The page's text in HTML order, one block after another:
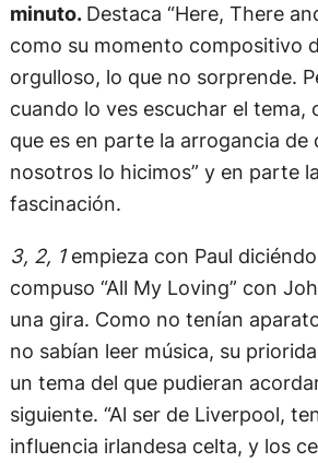
minuto. Destaca “Here, There
como su momento compositivo
orgulloso, lo que no sorprende.
cuando lo ves escuchar el tema,
que es en parte la arrogancia de
nosotros lo hicimos” y en parte
fascinación.
3, 2, 1empieza con Paul
compuso “All My Loving” con
una gira. Como no tenían
no sabían leer música, su
un tema del que pudieran
siguiente. “Al ser de Liverpool,
influencia irlandesa celta, y los